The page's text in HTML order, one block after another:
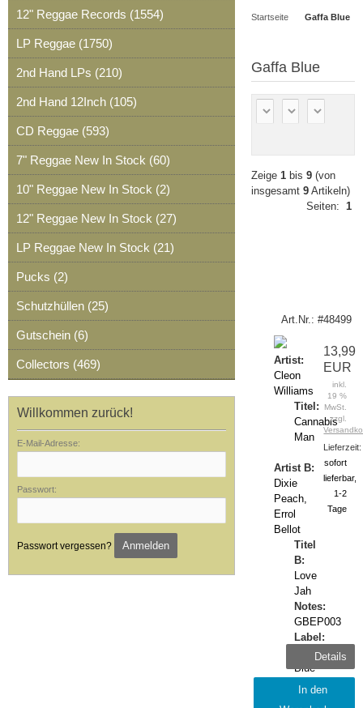
Startseite Gaffa Blue
Gaffa Blue
Zeige 1 bis 9 (von
insgesamt 9 Artikeln)
Seiten: 1
Art.Nr.: #48499
Artist:
Cleon
Williams
Titel:
Cannabis
Man
Artist B:
Dixie
Peach,
Errol
Bellot
Titel
B:
Love
Jah
Notes:
GBEP003
Label:
Gaffa
Blue
Release:
13,99
EUR
inkl.
19 %
MwSt.
zzgl.
Lieferzeit:
sofort
lieferbar,
1-2
Tage
Details
In den
12" Reggae Records (1554)
LP Reggae (1750)
2nd Hand LPs (210)
2nd Hand 12Inch (105)
CD Reggae (593)
7" Reggae New In Stock (60)
10" Reggae New In Stock (2)
12" Reggae New In Stock (27)
LP Reggae New In Stock (21)
Pucks (2)
Schutzhüllen (25)
Gutschein (6)
Collectors (469)
Willkommen zurück!
E-Mail-Adresse:
Passwort:
Passwort vergessen? Anmelden